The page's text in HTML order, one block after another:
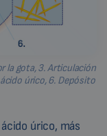
la gota, 3. Articulación
úrico, 6. Depósito
úrico, más